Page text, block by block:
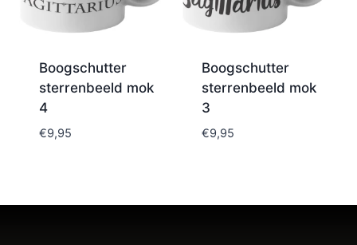
Boogschutter
sterrenbeeld mok
4
€9,95
Boogschutter
sterrenbeeld mok
3
€9,95